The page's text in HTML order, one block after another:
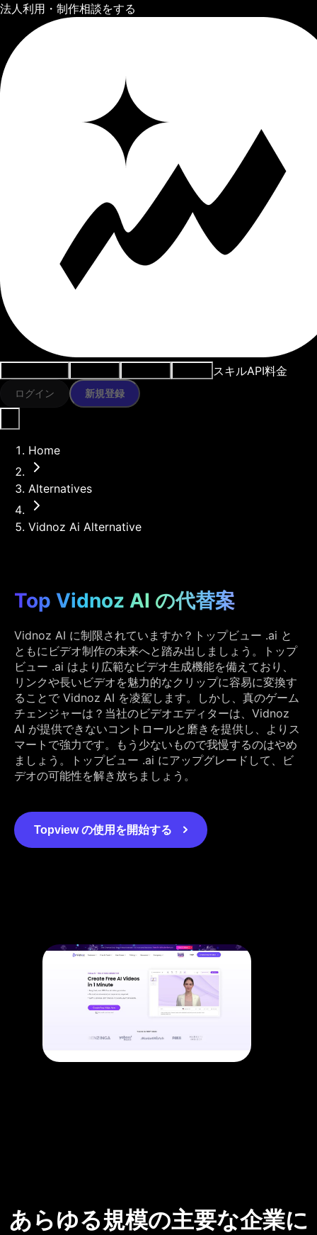
法人利用・制作相談をする
スキルAPI料金
ログイン 新規登録
Home
Alternatives
Vidnoz Ai Alternative
Top Vidnoz AI の代替案
Vidnoz AI に制限されていますか？トップビュー .ai と
ともにビデオ制作の未来へと踏み出しましょう。トップ
ビュー .ai はより広範なビデオ生成機能を備えており、
リンクや長いビデオを魅力的なクリップに容易に変換す
ることで Vidnoz AI を凌駕します。しかし、真のゲーム
チェンジャーは？当社のビデオエディターは、Vidnoz
AI が提供できないコントロールと磨きを提供し、よりス
マートで強力です。もう少ないもので我慢するのはやめ
ましょう。トップビュー .ai にアップグレードして、ビ
デオの可能性を解き放ちましょう。
Topview の使用を開始する
あらゆる規模の主要な企業に